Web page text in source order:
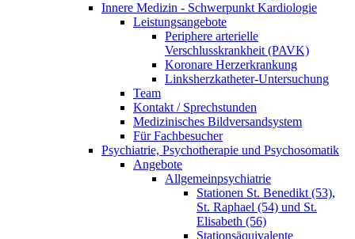
Innere Medizin - Schwerpunkt Kardiologie
Leistungsangebote
Periphere arterielle
Verschlusskrankheit (PAVK)
Koronare Herzerkrankung
Linksherzkatheter-Untersuchung
Team
Kontakt / Sprechstunden
Medizinisches Bildversandsystem
Für Fachbesucher
Psychiatrie, Psychotherapie und Psychosomatik
Angebote
Allgemeinpsychiatrie
Stationen St. Benedikt (53),
St. Raphael (54) und St.
Elisabeth (56)
Stationsäquivalente